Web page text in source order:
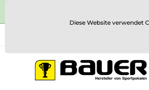
Diese Website verwendet